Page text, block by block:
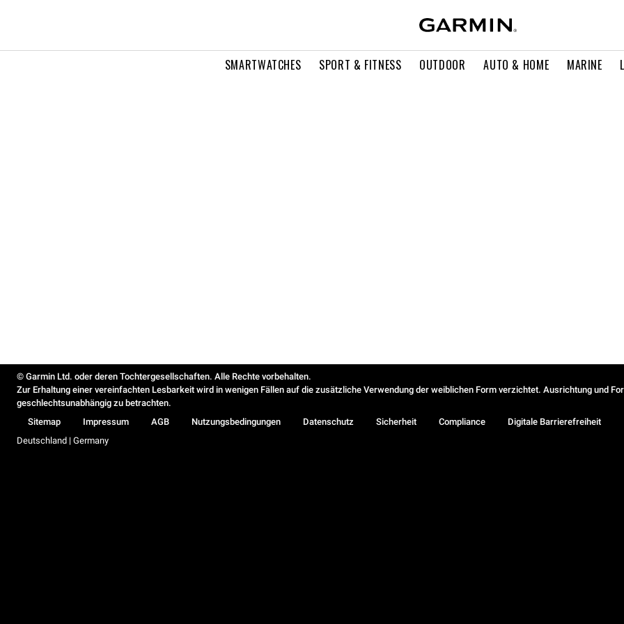
SMARTWATCHES SPORT & FITNESS OUTDOOR AUTO & HOME MARINE
© Garmin Ltd. oder deren Tochtergesellschaften. Alle Rechte vorbehalten.
Zur Erhaltung einer vereinfachten Lesbarkeit wird in wenigen Fällen auf die zusätzliche Verwendung der weiblichen Form verzichtet. Ausrichtung und
geschlechtsunabhängig zu betrachten.
Sitemap
Impressum AGB Nutzungsbedingungen Datenschutz Sicherheit Compliance
Digitale Barrierefreiheit
Deutschland | Germany